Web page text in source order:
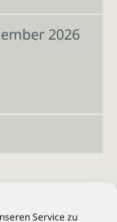
Service zu
2026